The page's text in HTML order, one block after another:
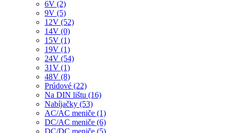
6V (2)
9V (5)
12V (52)
14V (0)
15V (1)
19V (1)
24V (54)
31V (1)
48V (8)
Prúdové (22)
Na DIN lištu (16)
Nabíjačky (53)
AC/AC meniče (1)
DC/AC meniče (6)
DC/DC meniče (5)